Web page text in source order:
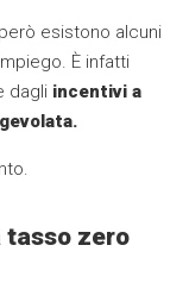
esistono alcuni
È infatti
dagli incentivi a
tasso zero